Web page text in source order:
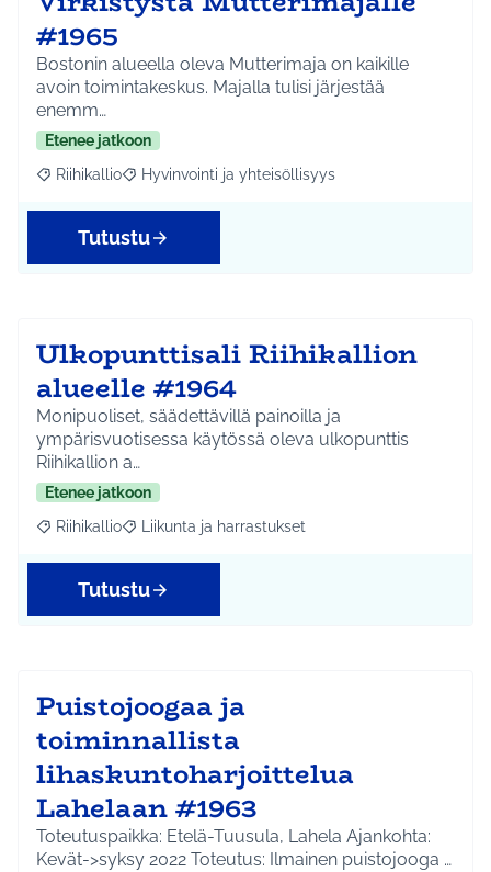
#1965
Bostonin alueella oleva Mutterimaja on kaikille
avoin toimintakeskus. Majalla tulisi järjestää
enemm…
Etenee jatkoon
Rajaa tulokset aihepiirin mukaan: Riihikallio
Riihikallio Rajaa tulokset teeman mukaan: Hyvinvointi ja
Hyvinvointi ja yhteisöllisyys
Tutustu
Ulkopunttisali Riihikallion
alueelle #1964
Monipuoliset, säädettävillä painoilla ja
ympärisvuotisessa käytössä oleva ulkopunttis
Riihikallion a…
Etenee jatkoon
Rajaa tulokset aihepiirin mukaan: Riihikallio
Riihikallio Rajaa tulokset teeman mukaan: Liikunta ja
Liikunta ja harrastukset
Tutustu
Puistojoogaa ja
toiminnallista
lihaskuntoharjoittelua
Lahelaan #1963
Toteutuspaikka: Etelä-Tuusula, Lahela Ajankohta:
Kevät->syksy 2022 Toteutus: Ilmainen puistojooga …